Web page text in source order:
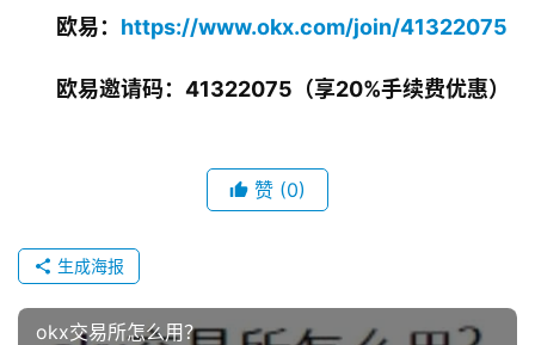
欧易： https://www.okx.com/join/41322075
欧易邀请码：41322075（享20%手续费优惠）
赞 (0)
生成海报
okx交易所怎么用？